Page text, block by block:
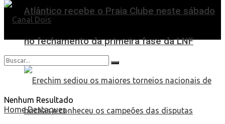
Atlântico recebe o Praia Clube neste sábado
no fechamento da primeira fase da LNF
Nenhum Resultado
Home Destaques